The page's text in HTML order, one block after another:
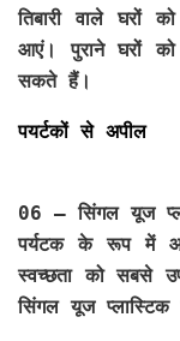
तिबारी वाले घरों
आएं। पुराने घरों
सकते हैं।
पयर्टकों से अपील
06 – सिंगल यूज
पर्यटक के रूप में
स्वच्छता को सबसे
सिंगल यूज प्लास्टिक